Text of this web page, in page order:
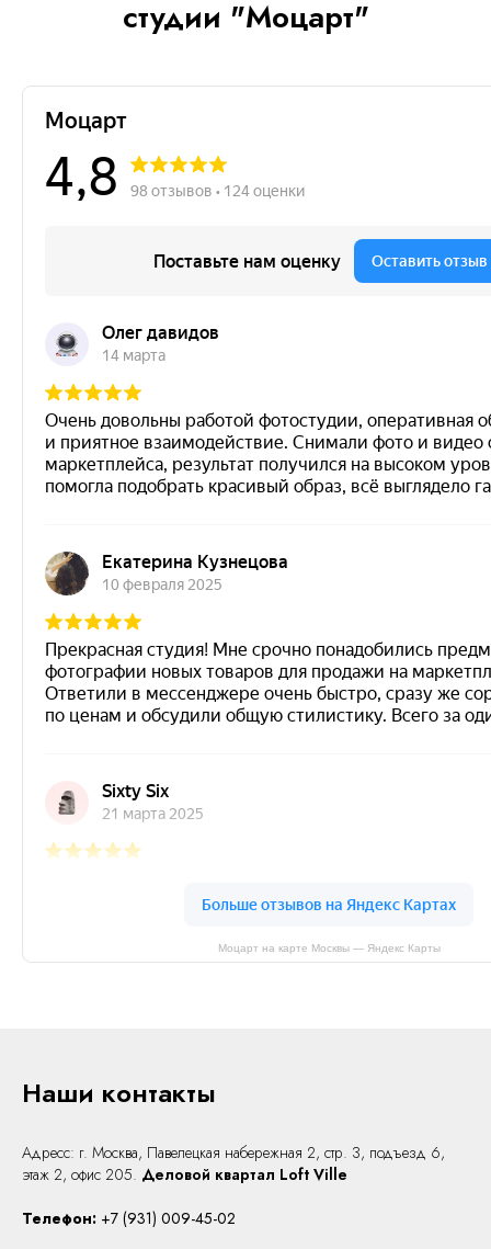
студии "Моцарт"
Моцарт на карте Москвы — Яндекс Карты
Наши контакты
Адресс: г. Москва, Павелецкая набережная 2, стр. 3, подъезд 6,
этаж 2, офис 205. Деловой квартал Loft Ville
Телефон: +7 (931) 009-45-02